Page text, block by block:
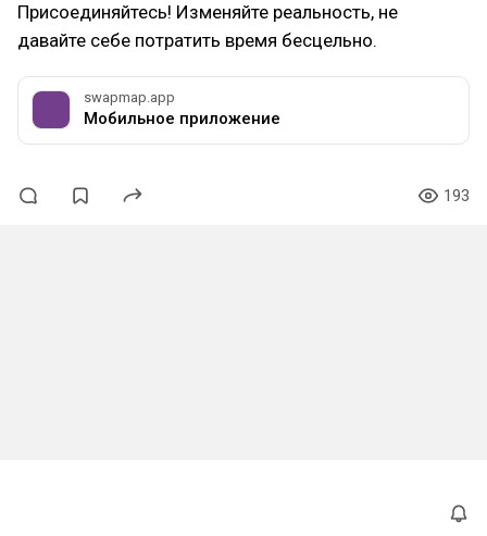
Присоединяйтесь! Изменяйте реальность, не
давайте себе потратить время бесцельно.
swapmap.app
Мобильное приложение
193